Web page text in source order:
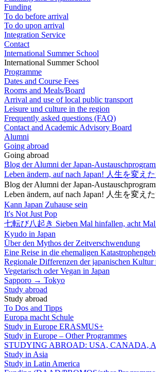
Funding
To do before arrival
To do upon arrival
Integration Service
Contact
International Summer School
International Summer School
Programme
Dates and Course Fees
Rooms and Meals/Board
Arrival and use of local public transport
Leisure und culture in the region
Frequently asked questions (FAQ)
Contact and Academic Advisory Board
Alumni
Going abroad
Going abroad
Blog der Alumni der Japan-
Leben ändern, auf nach Japan! 人生を変え
Blog der Alumni der Japan-
Leben ändern, auf nach Japan! 人生を変え
Kann Japan Zuhause sein
It's Not Just Pop
七転び八起き Sieben Mal hinfallen, acht Mal
Kyudo in Japan
Über den Mythos der Zeitverschwendung
Eine Reise in die ehemaligen
Regionale Differenzen der japanischen Kultur
Vegetarisch oder Vegan in Japan
Sapporo → Tokyo
Study abroad
Study abroad
To Dos and Tipps
Europa macht Schule
Study in Europe ERASMUS+
Study in Europe – Other Programmes
STUDYING ABROAD: USA, CANADA,
Study in Asia
Study in Latin America